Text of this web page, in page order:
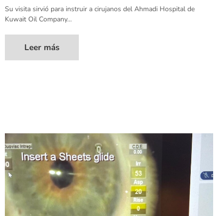
Su visita sirvió para instruir a cirujanos del Ahmadi Hospital de
Kuwait Oil Company…
Leer más